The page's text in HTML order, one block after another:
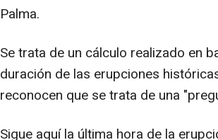
Palma.
Se trata de un cálculo realizado en
duración de las erupciones
reconocen que se trata de una
Sigue aquí la última hora de la